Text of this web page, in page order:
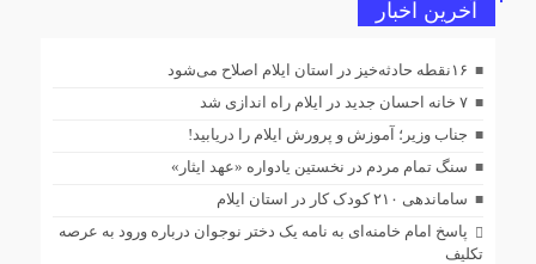
آخرین اخبار
۱۶نقطه حادثه‌خیز در استان ایلام اصلاح می‌شود
۷ خانه احسان جدید در ایلام راه اندازی شد
جناب وزیر؛ آموزش و پرورش ایلام را دریابید!
سنگ تمام مردم در نخستین یادواره «عهد ایثار»
ساماندهی ۲۱۰ کودک کار در استان ایلام
پاسخ امام خامنه‌ای به نامه یک دختر نوجوان درباره ورود به عرصه
تکلیف